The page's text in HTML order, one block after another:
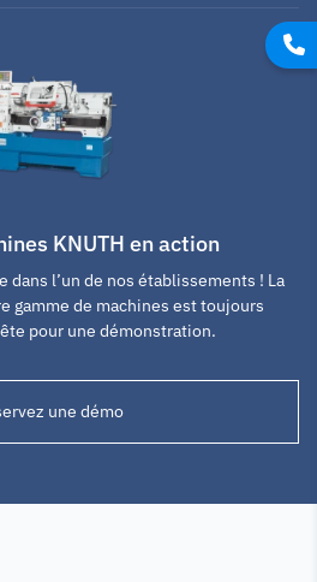
KNUTH en action
dans l’un de nos établissements ! La
gamme de machines est toujours
pour une démonstration.
une démo